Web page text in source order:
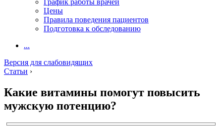
График работы врачей
Цены
Правила поведения пациентов
Подготовка к обследованию
...
Версия для слабовидящих
Статьи ›
Какие витамины помогут повысить
мужскую потенцию?